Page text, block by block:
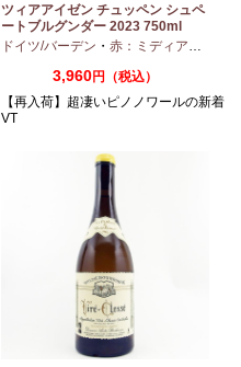
ツィアアイゼン チュッペン シュペ
ートブルグンダー 2023 750ml
ドイツ/バーデン ・ 赤：ミディアムボディ
3,960円（税込）
【再入荷】超凄いピノノワールの新着
VT